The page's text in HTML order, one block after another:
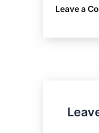
Leave a